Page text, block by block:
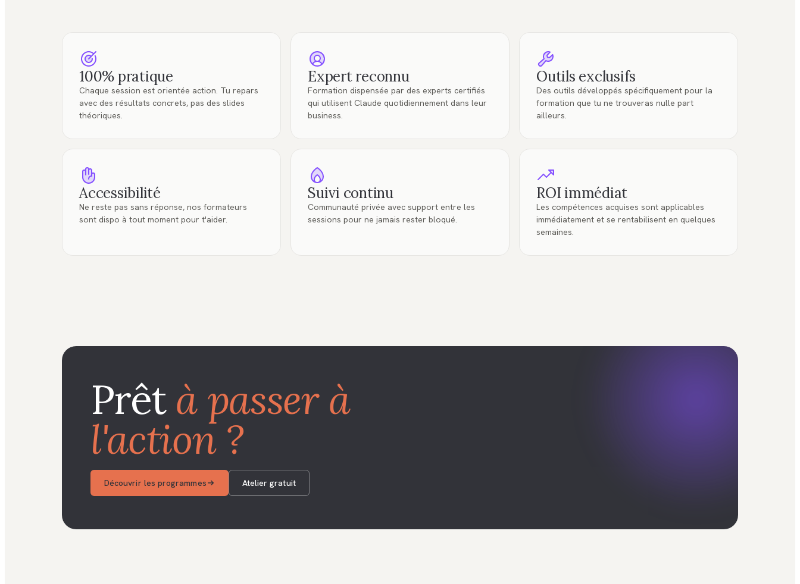
100% pratique
Chaque session est orientée action. Tu repars
avec des résultats concrets, pas des slides
théoriques.
Expert reconnu
Formation dispensée par des experts certifiés
qui utilisent Claude quotidiennement dans leur
business.
Outils exclusifs
Des outils développés spécifiquement pour la
formation que tu ne trouveras nulle part
ailleurs.
Accessibilité
Ne reste pas sans réponse, nos formateurs
sont dispo à tout moment pour t'aider.
Suivi continu
Communauté privée avec support entre les
sessions pour ne jamais rester bloqué.
ROI immédiat
Les compétences acquises sont applicables
immédiatement et se rentabilisent en quelques
semaines.
Prêtà passer à
l'action ?
Découvrir les programmes Atelier gratuit